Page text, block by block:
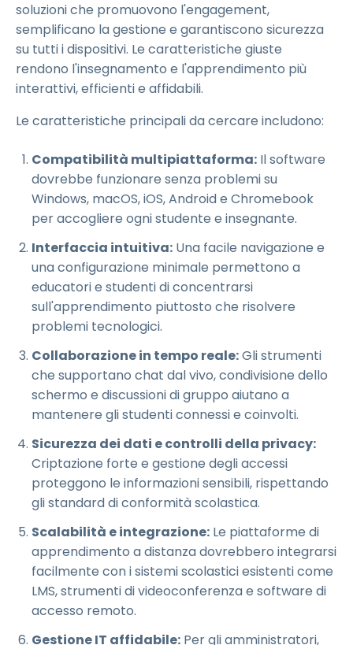
soluzioni che promuovono l'engagement,
semplificano la gestione e garantiscono sicurezza
su tutti i dispositivi. Le caratteristiche giuste
rendono l'insegnamento e l'apprendimento più
interattivi, efficienti e affidabili.
Le caratteristiche principali da cercare includono:
Compatibilità multipiattaforma: Il software
dovrebbe funzionare senza problemi su
Windows, macOS, iOS, Android e Chromebook
per accogliere ogni studente e insegnante.
Interfaccia intuitiva: Una facile navigazione e
una configurazione minimale permettono a
educatori e studenti di concentrarsi
sull'apprendimento piuttosto che risolvere
problemi tecnologici.
Collaborazione in tempo reale:Gli strumenti
che supportano chat dal vivo, condivisione dello
schermo e discussioni di gruppo aiutano a
mantenere gli studenti connessi e coinvolti.
Sicurezza dei dati e controlli della privacy:
Criptazione forte e gestione degli accessi
proteggono le informazioni sensibili, rispettando
gli standard di conformità scolastica.
Scalabilità e integrazione: Le piattaforme di
apprendimento a distanza dovrebbero integrarsi
facilmente con i sistemi scolastici esistenti come
LMS, strumenti di videoconferenza e software di
accesso remoto.
Gestione IT affidabile: Per gli amministratori,